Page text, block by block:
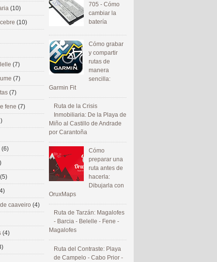
705 - Cómo
cambiar la
batería
Cómo grabar
y compartir
rutas de
manera
sencilla:
Garmin Fit
Ruta de la Crisis
Inmobiliaria: De la Playa de
Miño al Castillo de Andrade
por Carantoña
Cómo
preparar una
ruta antes de
hacerla:
Dibujarla con
OruxMaps
Ruta de Tarzán: Magalofes
- Barcia - Belelle - Fene -
Magalofes
Ruta del Contraste: Playa
de Campelo - Cabo Prior -
(10)
(10)
(7)
(7)
(7)
fene (7)
(6)
(5)
caaveiro (4)
(4)